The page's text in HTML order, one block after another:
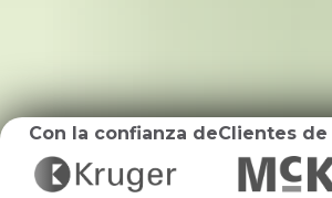
Con la confianza deClientes